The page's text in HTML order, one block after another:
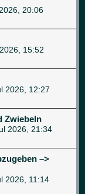
20:06
15:52
2026, 12:27
Zwiebeln
2026, 21:34
–>
2026, 11:14